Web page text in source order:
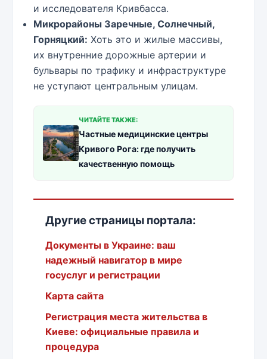
и исследователя Кривбасса.
Микрорайоны Заречные, Солнечный,
Горняцкий: Хоть это и жилые массивы,
их внутренние дорожные артерии и
бульвары по трафику и инфраструктуре
не уступают центральным улицам.
ЧИТАЙТЕ ТАКЖЕ:
Частные медицинские центры
Кривого Рога: где получить
качественную помощь
Другие страницы портала:
Документы в Украине: ваш
надежный навигатор в мире
госуслуг и регистрации
Карта сайта
Регистрация места жительства в
Киеве: официальные правила и
процедура